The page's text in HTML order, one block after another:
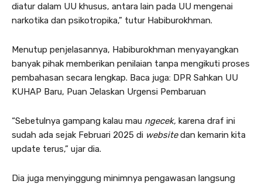
diatur dalam UU khusus, antara lain pada UU mengenai
narkotika dan psikotropika,” tutur Habiburokhman.
Menutup penjelasannya, Habiburokhman menyayangkan
banyak pihak memberikan penilaian tanpa mengikuti proses
pembahasan secara lengkap. Baca juga: DPR Sahkan UU
KUHAP Baru, Puan Jelaskan Urgensi Pembaruan
“Sebetulnya gampang kalau mau ngecek, karena draf ini
sudah ada sejak Februari 2025 di websitedan kemarin kita
update terus,” ujar dia.
Dia juga menyinggung minimnya pengawasan langsung